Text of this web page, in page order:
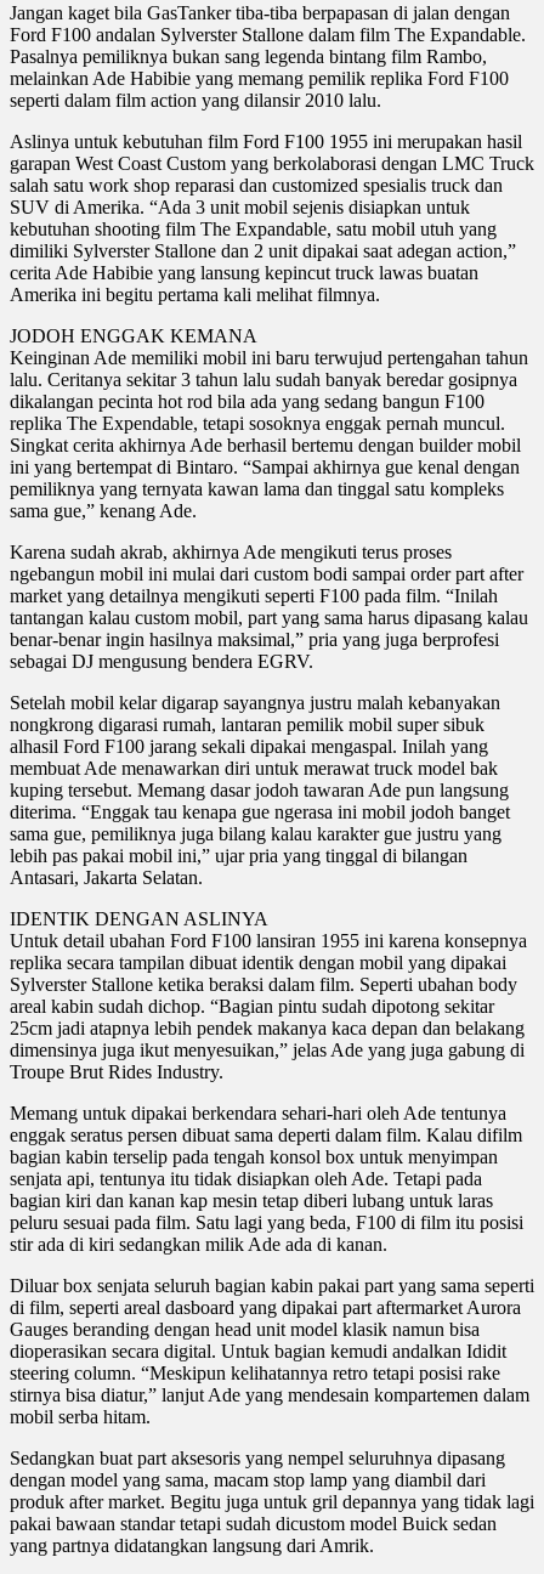
Jangan kaget bila GasTanker tiba-tiba berpapasan di jalan dengan
Ford F100 andalan Sylverster Stallone dalam film The Expandable.
Pasalnya pemiliknya bukan sang legenda bintang film Rambo,
melainkan Ade Habibie yang memang pemilik replika Ford F100
seperti dalam film action yang dilansir 2010 lalu.
Aslinya untuk kebutuhan film Ford F100 1955 ini merupakan hasil
garapan West Coast Custom yang berkolaborasi dengan LMC Truck
salah satu work shop reparasi dan customized spesialis truck dan
SUV di Amerika. “Ada 3 unit mobil sejenis disiapkan untuk
kebutuhan shooting film The Expandable, satu mobil utuh yang
dimiliki Sylverster Stallone dan 2 unit dipakai saat adegan action,”
cerita Ade Habibie yang lansung kepincut truck lawas buatan
Amerika ini begitu pertama kali melihat filmnya.
JODOH ENGGAK KEMANA
Keinginan Ade memiliki mobil ini baru terwujud pertengahan tahun
lalu. Ceritanya sekitar 3 tahun lalu sudah banyak beredar gosipnya
dikalangan pecinta hot rod bila ada yang sedang bangun F100
replika The Expendable, tetapi sosoknya enggak pernah muncul.
Singkat cerita akhirnya Ade berhasil bertemu dengan builder mobil
ini yang bertempat di Bintaro. “Sampai akhirnya gue kenal dengan
pemiliknya yang ternyata kawan lama dan tinggal satu kompleks
sama gue,” kenang Ade.
Karena sudah akrab, akhirnya Ade mengikuti terus proses
ngebangun mobil ini mulai dari custom bodi sampai order part after
market yang detailnya mengikuti seperti F100 pada film. “Inilah
tantangan kalau custom mobil, part yang sama harus dipasang kalau
benar-benar ingin hasilnya maksimal,” pria yang juga berprofesi
sebagai DJ mengusung bendera EGRV.
Setelah mobil kelar digarap sayangnya justru malah kebanyakan
nongkrong digarasi rumah, lantaran pemilik mobil super sibuk
alhasil Ford F100 jarang sekali dipakai mengaspal. Inilah yang
membuat Ade menawarkan diri untuk merawat truck model bak
kuping tersebut. Memang dasar jodoh tawaran Ade pun langsung
diterima. “Enggak tau kenapa gue ngerasa ini mobil jodoh banget
sama gue, pemiliknya juga bilang kalau karakter gue justru yang
lebih pas pakai mobil ini,” ujar pria yang tinggal di bilangan
Antasari, Jakarta Selatan.
IDENTIK DENGAN ASLINYA
Untuk detail ubahan Ford F100 lansiran 1955 ini karena konsepnya
replika secara tampilan dibuat identik dengan mobil yang dipakai
Sylverster Stallone ketika beraksi dalam film. Seperti ubahan body
areal kabin sudah dichop. “Bagian pintu sudah dipotong sekitar
25cm jadi atapnya lebih pendek makanya kaca depan dan belakang
dimensinya juga ikut menyesuikan,” jelas Ade yang juga gabung di
Troupe Brut Rides Industry.
Memang untuk dipakai berkendara sehari-hari oleh Ade tentunya
enggak seratus persen dibuat sama deperti dalam film. Kalau difilm
bagian kabin terselip pada tengah konsol box untuk menyimpan
senjata api, tentunya itu tidak disiapkan oleh Ade. Tetapi pada
bagian kiri dan kanan kap mesin tetap diberi lubang untuk laras
peluru sesuai pada film. Satu lagi yang beda, F100 di film itu posisi
stir ada di kiri sedangkan milik Ade ada di kanan.
Diluar box senjata seluruh bagian kabin pakai part yang sama seperti
di film, seperti areal dasboard yang dipakai part aftermarket Aurora
Gauges beranding dengan head unit model klasik namun bisa
dioperasikan secara digital. Untuk bagian kemudi andalkan Ididit
steering column. “Meskipun kelihatannya retro tetapi posisi rake
stirnya bisa diatur,” lanjut Ade yang mendesain kompartemen dalam
mobil serba hitam.
Sedangkan buat part aksesoris yang nempel seluruhnya dipasang
dengan model yang sama, macam stop lamp yang diambil dari
produk after market. Begitu juga untuk gril depannya yang tidak lagi
pakai bawaan standar tetapi sudah dicustom model Buick sedan
yang partnya didatangkan langsung dari Amrik.